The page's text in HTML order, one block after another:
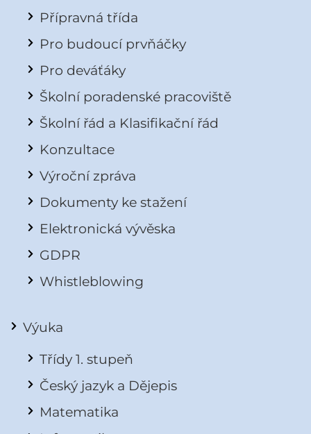
Přípravná třída
Pro budoucí prvňáčky
Pro deváťáky
Školní poradenské pracoviště
Školní řád a Klasifikační řád
Konzultace
Výroční zpráva
Dokumenty ke stažení
Elektronická vývěska
GDPR
Whistleblowing
Výuka
Třídy 1. stupeň
Český jazyk a Dějepis
Matematika